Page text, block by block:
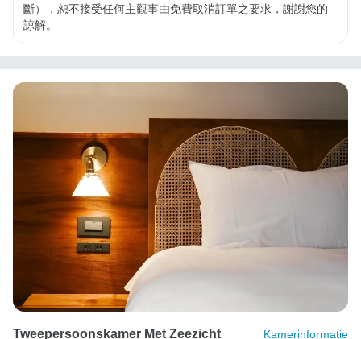
斷），恕不接受任何主觀事由免費取消訂單之要求，謝謝您的
諒解。
Tweepersoonskamer Met Zeezicht Kamerinformatie